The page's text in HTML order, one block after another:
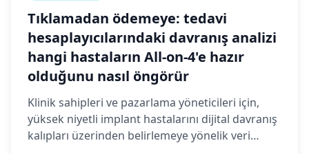
Tıklamadan ödemeye: tedavi
hesaplayıcılarındaki davranış analizi
hangi hastaların All-on-4'e hazır
olduğunu nasıl öngörür
Klinik sahipleri ve pazarlama yöneticileri için,
yüksek niyetli implant hastalarını dijital davranış
kalıpları üzerinden belirlemeye yönelik veri